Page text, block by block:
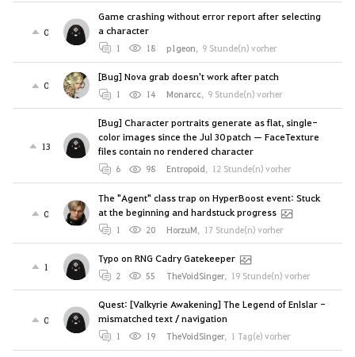
0
Game crashing without error report after selecting
a character
1 18 p1geon, 9 Stunde(n) vorher
0
[Bug] Nova grab doesn't work after patch
1 14 Monarcc, 9 Stunde(n) vorher
13
[Bug] Character portraits generate as flat, single-
color images since the Jul 30 patch — FaceTexture
files contain no rendered character
6 98 Entropoid, 12 Stunde(n) vorher
0
The "Agent" class trap on HyperBoost event: Stuck
at the beginning and hardstuck progress
1 20 HorzuM, 17 Stunde(n) vorher
1
Typo on RNG Cadry Gatekeeper
2 55 TheVoidSinger, 19 Stunde(n) vorher
0
Quest: [Valkyrie Awakening] The Legend of Enlslar -
mismatched text / navigation
1 19 TheVoidSinger, 1 Tag(e) vorher